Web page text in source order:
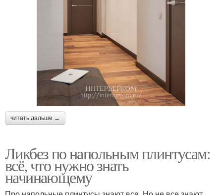
читать дальше →
Ликбез по напольным плинтусам:
всё, что нужно знать
начинающему